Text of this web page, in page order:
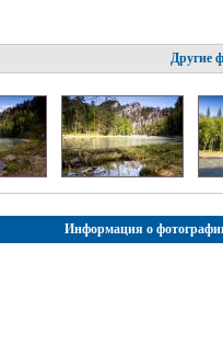
Другие
Информация о